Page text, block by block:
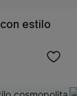
estilo